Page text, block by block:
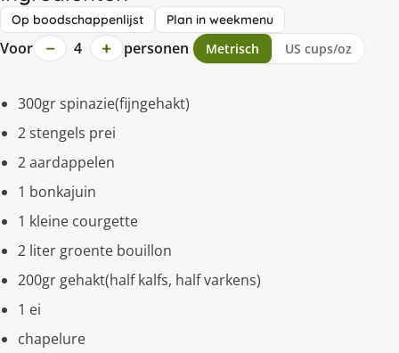
Op boodschappenlijst Plan in weekmenu
Voor − 4 + personen Metrisch US cups/oz
300gr spinazie(fijngehakt)
2 stengels prei
2 aardappelen
1 bonkajuin
1 kleine courgette
2 liter groente bouillon
200gr gehakt(half kalfs, half varkens)
1 ei
chapelure